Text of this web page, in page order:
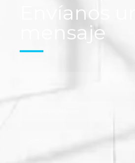
Envíanos un
mensaje